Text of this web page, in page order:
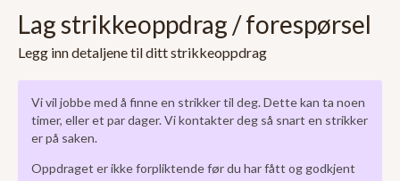
Lag strikkeoppdrag / forespørsel
Legg inn detaljene til ditt strikkeoppdrag
Vi vil jobbe med å finne en strikker til deg. Dette kan ta noen
timer, eller et par dager. Vi kontakter deg så snart en strikker
er på saken.
Oppdraget er ikke forpliktende før du har fått og godkjent